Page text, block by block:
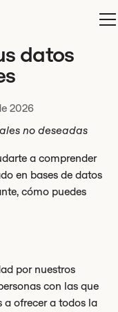
datos
2026
no deseadas
a comprender
en bases de datos
cómo puedes
por nuestros
con las que
a ofrecer a todos la